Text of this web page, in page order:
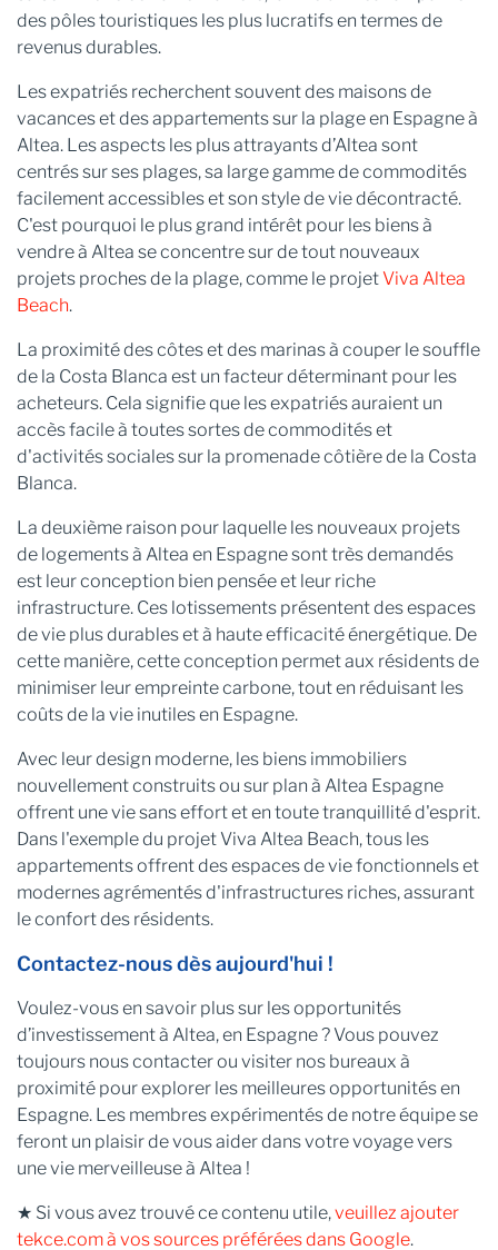
des pôles touristiques les plus lucratifs en termes de
revenus durables.
Les expatriés recherchent souvent des maisons de
vacances et des appartements sur la plage en Espagne à
Altea. Les aspects les plus attrayants d’Altea sont
centrés sur ses plages, sa large gamme de commodités
facilement accessibles et son style de vie décontracté.
C'est pourquoi le plus grand intérêt pour les biens à
vendre à Altea se concentre sur de tout nouveaux
projets proches de la plage, comme le projetViva Altea
Beach.
La proximité des côtes et des marinas à couper le souffle
de la Costa Blanca est un facteur déterminant pour les
acheteurs. Cela signifie que les expatriés auraient un
accès facile à toutes sortes de commodités et
d'activités sociales sur la promenade côtière de la Costa
Blanca.
La deuxième raison pour laquelle les nouveaux projets
de logements à Altea en Espagne sont très demandés
est leur conception bien pensée et leur riche
infrastructure. Ces lotissements présentent des espaces
de vie plus durables et à haute efficacité énergétique. De
cette manière, cette conception permet aux résidents de
minimiser leur empreinte carbone, tout en réduisant les
coûts de la vie inutiles en Espagne.
Avec leur design moderne, les biens immobiliers
nouvellement construits ou sur plan à Altea Espagne
offrent une vie sans effort et en toute tranquillité d'esprit.
Dans l'exemple du projet Viva Altea Beach, tous les
appartements offrent des espaces de vie fonctionnels et
modernes agrémentés d'infrastructures riches, assurant
le confort des résidents.
Contactez-nous dès aujourd'hui !
Voulez-vous en savoir plus sur les opportunités
d’investissement à Altea, en Espagne ? Vous pouvez
toujours nous contacter ou visiter nos bureaux à
proximité pour explorer les meilleures opportunités en
Espagne. Les membres expérimentés de notre équipe se
feront un plaisir de vous aider dans votre voyage vers
une vie merveilleuse à Altea !
★ Si vous avez trouvé ce contenu utile,veuillez ajouter
tekce.com à vos sources préférées dans Google.